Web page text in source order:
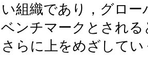
組織であり，グロ
ベンチマークとされ
らに上をめざして